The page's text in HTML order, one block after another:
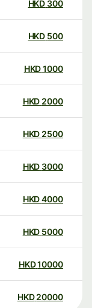
300
HKD
500
HKD
1000
HKD
2000
HKD
2500
HKD
3000
HKD
4000
HKD
5000
HKD
10000
HKD
20000
HKD